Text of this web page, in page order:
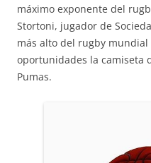
máximo exponente del
Stortoni, jugador de
más alto del rugby mundial
oportunidades la camiseta
Pumas.